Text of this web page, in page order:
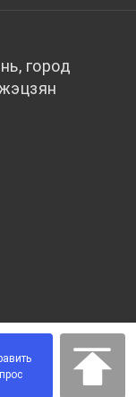
город
| WKAI -
by Shopastro